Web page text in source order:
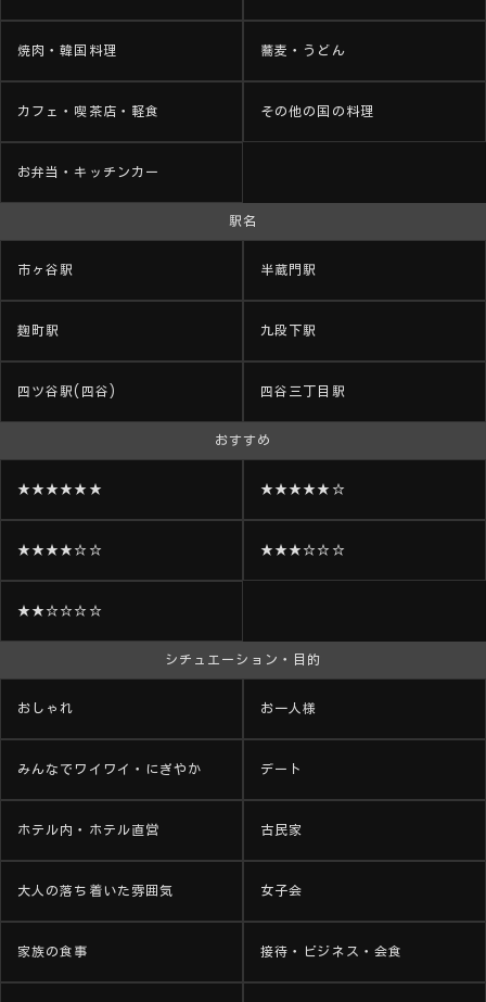
焼肉・韓国料理 蕎麦・うどん
カフェ・喫茶店・軽食 その他の国の料理
お弁当・キッチンカー
駅名
市ヶ谷駅 半蔵門駅
麹町駅 九段下駅
四ツ谷駅(四谷) 四谷三丁目駅
おすすめ
★★★★★★ ★★★★★☆
★★★★☆☆ ★★★☆☆☆
★★☆☆☆☆
シチュエーション・目的
おしゃれ お一人様
みんなでワイワイ・にぎやか デート
ホテル内・ホテル直営 古民家
大人の落ち着いた雰囲気 女子会
家族の食事 接待・ビジネス・会食